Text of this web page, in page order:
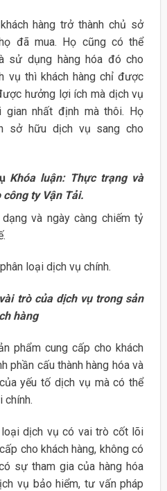
hàng trở thành chủ sở
đã mua. Họ cũng có thể
sử dụng hàng hóa đó cho
vụ thì khách hàng chỉ được
hưởng lợi ích mà dịch vụ
nhất định mà thôi. Họ
sở hữu dịch vụ sang cho
Khóa luận: Thực trạng và
ty Vận Tải.
và ngày càng chiếm tỷ
loại dịch vụ chính.
trò của dịch vụ trong sản
hàng
phẩm cung cấp cho khách
phần cấu thành hàng hóa và
yếu tố dịch vụ mà có thể
chính.
dịch vụ có vai trò cốt lõi
cho khách hàng, không có
sự tham gia của hàng hóa
vụ bảo hiểm, tư vấn pháp